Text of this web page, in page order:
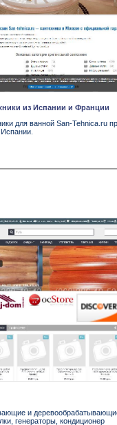
из Испании и Франции
для ванной San-Tehnica.ru
и
генераторы, кондиционер